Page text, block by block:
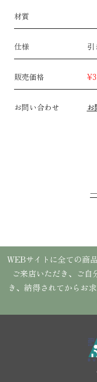
材質
仕様
販売価格
お問い合わせ お
WEBサイトに全ての商
ご来店いただき、ご
き、納得されてからお